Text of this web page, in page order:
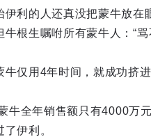
伊利的人还真没把蒙牛放
牛根生嘱咐所有蒙牛人：“
牛仅用4年时间，就成功挤
牛全年销售额只有4000万
伊利。